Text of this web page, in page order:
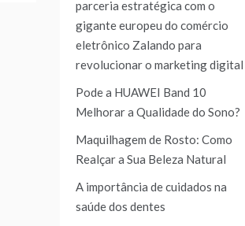
parceria estratégica com o
gigante europeu do comércio
eletrônico Zalando para
revolucionar o marketing digital
Pode a HUAWEI Band 10
Melhorar a Qualidade do Sono?
Maquilhagem de Rosto: Como
Realçar a Sua Beleza Natural
A importância de cuidados na
saúde dos dentes